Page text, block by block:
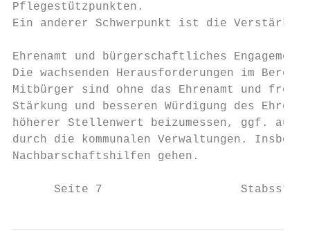
Pflegestützpunkten.
Ein anderer Schwerpunkt ist die
Ehrenamt und bürgerschaftliches Engagement
Die wachsenden Herausforderungen im
Mitbürger sind ohne das Ehrenamt und
Stärkung und besseren Würdigung des
höherer Stellenwert beizumessen, ggf.
durch die kommunalen Verwaltungen.
Nachbarschaftshilfen gehen.
Seite 7